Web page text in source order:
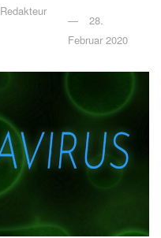
Redakteur
28.
Februar 2020